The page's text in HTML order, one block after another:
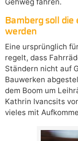
Bamberg soll
werden
Eine ursprünglich
regelt, dass
Ständern nicht auf
Bauwerken
dem Boom um
Kathrin Ivancsits
vieles mit